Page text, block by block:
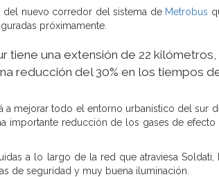
del nuevo corredor del sistema de Metrobus
próximamente.
tiene una extensión de 22
reducción del 30% en los tiempos
a mejorar todo el entorno urbanístico del
importante reducción de los gases de
a lo largo de la red que atraviesa
de seguridad y muy buena iluminación.